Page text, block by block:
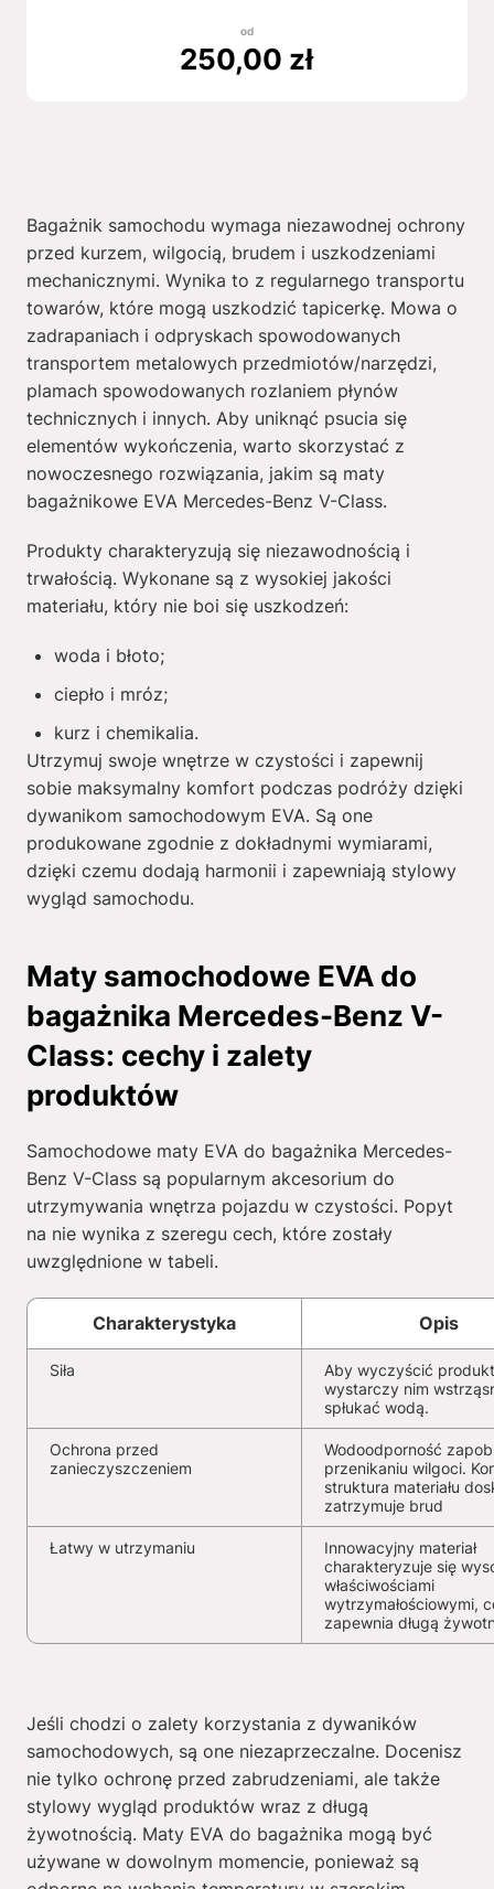
od
250,00 zł
Bagażnik samochodu wymaga niezawodnej ochrony
przed kurzem, wilgocią, brudem i uszkodzeniami
mechanicznymi. Wynika to z regularnego transportu
towarów, które mogą uszkodzić tapicerkę. Mowa o
zadrapaniach i odpryskach spowodowanych
transportem metalowych przedmiotów/narzędzi,
plamach spowodowanych rozlaniem płynów
technicznych i innych. Aby uniknąć psucia się
elementów wykończenia, warto skorzystać z
nowoczesnego rozwiązania, jakim są maty
bagażnikowe EVA Mercedes-Benz V-Class.
Produkty charakteryzują się niezawodnością i
trwałością. Wykonane są z wysokiej jakości
materiału, który nie boi się uszkodzeń:
woda i błoto;
ciepło i mróz;
kurz i chemikalia.
Utrzymuj swoje wnętrze w czystości i zapewnij
sobie maksymalny komfort podczas podróży dzięki
dywanikom samochodowym EVA. Są one
produkowane zgodnie z dokładnymi wymiarami,
dzięki czemu dodają harmonii i zapewniają stylowy
wygląd samochodu.
Maty samochodowe EVA do
bagażnika Mercedes-Benz V-
Class: cechy i zalety
produktów
Samochodowe maty EVA do bagażnika Mercedes-
Benz V-Class są popularnym akcesorium do
utrzymywania wnętrza pojazdu w czystości. Popyt
na nie wynika z szeregu cech, które zostały
uwzględnione w tabeli.
Charakterystyka Opis
Siła
Aby wyczyścić
wystarczy nim
spłukać wodą.
Ochrona przed
zanieczyszczeniem
Wodoodporność
przenikaniu wilgoci.
struktura materiału
zatrzymuje brud
Łatwy w utrzymaniu
Innowacyjny materiał
charakteryzuje się
właściwościami
wytrzymałościowymi,
zapewnia długą
Jeśli chodzi o zalety korzystania z dywaników
samochodowych, są one niezaprzeczalne. Docenisz
nie tylko ochronę przed zabrudzeniami, ale także
stylowy wygląd produktów wraz z długą
żywotnością. Maty EVA do bagażnika mogą być
używane w dowolnym momencie, ponieważ są